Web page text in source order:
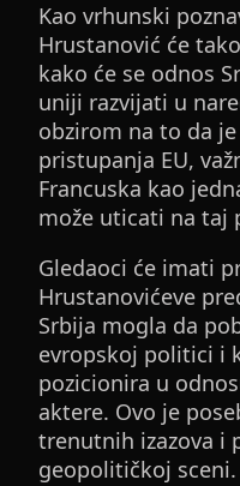
Kao vrhunski
Hrustanović će
kako će se odnos
uniji razvijati u
obzirom na to da
pristupanja EU,
Francuska kao
može uticati na taj
Gledaoci će imati
Hrustanovićeve
Srbija mogla da
evropskoj politici i
pozicionira u
aktere. Ovo je
trenutnih izazova i
geopolitičkoj sceni.